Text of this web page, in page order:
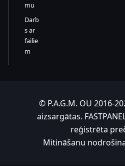
mu
Darb
s ar
failie
m
© P.A.G.M. OU 2016-
aizsargātas.
reģistrēta
Mitināšanu